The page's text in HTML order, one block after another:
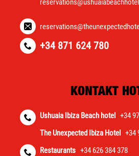
+34 871 624 780
KONTAKT
Ushuaia Ibiza Beach hotel
+34
The Unexpected Ibiza Hotel
+34
Restaurants +34 626 384 378